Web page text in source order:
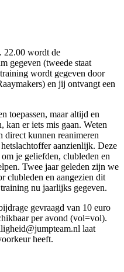
22.00 wordt de
gegeven (tweede staat
wordt gegeven door
en jij ontvangt een
toepassen, maar altijd en
kan er iets mis gaan. Weten
direct kunnen reanimeren
aanzienlijk. Deze
je geliefden, clubleden en
Twee jaar geleden zijn we
clubleden en aangezien dit
nu jaarlijks gegeven.
gevraagd van 10 euro
per avond (vol=vol).
laat
heeft.